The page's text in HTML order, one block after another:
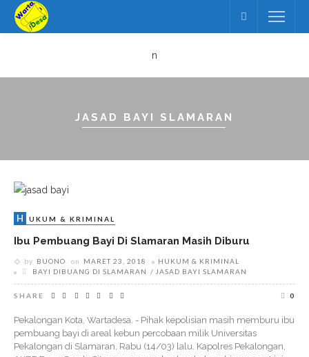
n
JASAD BAYI SLAMARAN
H UKUM & KRIMINAL
Ibu Pembuang Bayi Di Slamaran Masih Diburu
by BUONO on MARET 23, 2018
HUKUM & KRIMINAL
BAYI DIBUANG DI SLAMARAN
JASAD BAYI SLAMARAN
SHARE 0
Pekalongan Kota, Wartadesa. - Pihak kepolisian masih memburu ibu
pembuang bayi di areal kebun percobaan milik Universitas
Pekalongan di Slamaran, Rabu (14/03) lalu. Kapolres Pekalongan,